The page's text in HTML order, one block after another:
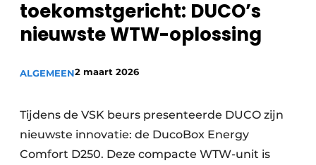
Vacature aanmelden
Video’s
toekomstgericht: DUCO’s
nieuwste WTW-oplossing
ALGEMEEN2 maart 2026
Tijdens de VSK beurs presenteerde DUCO zijn
nieuwste innovatie: de DucoBox Energy
Comfort D250. Deze compacte WTW-unit is